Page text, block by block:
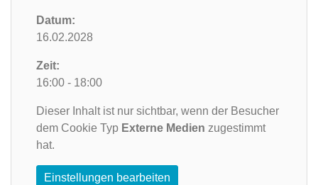
Datum:
16.02.2028
Zeit:
16:00 - 18:00
Dieser Inhalt ist nur sichtbar, wenn der Besucher
dem Cookie Typ Externe Medien zugestimmt
hat.
Einstellungen bearbeiten